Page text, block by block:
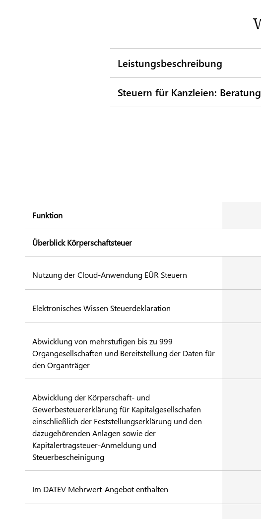
Leistungsbeschreibung
Steuern für Kanzleien:
Funktion
Überblick Körperschaftsteuer
Nutzung der Cloud-Anwendung EÜR Steuern
Elektronisches Wissen Steuerdeklaration
Abwicklung von mehrstufigen bis zu 999
Organgesellschaften und Bereitstellung der Daten für
den Organträger
Abwicklung der Körperschaft- und
Gewerbesteuererklärung für Kapitalgesellschafen
einschließlich der Feststellungserklärung und den
dazugehörenden Anlagen sowie der
Kapitalertragsteuer-Anmeldung und
Steuerbescheinigung
Im DATEV Mehrwert-Angebot enthalten